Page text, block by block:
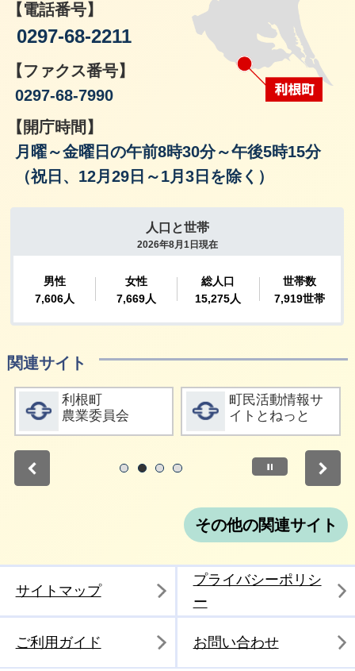
【電話番号】
0297-68-2211
【ファクス番号】
0297-68-7990
【開庁時間】
月曜～金曜日の午前8時30分～午後5時15分
（祝日、12月29日～1月3日を除く）
関連サイト
詳細をみる
利根町
農業委員会
詳細をみる
町民活動情報サ
イトとねっと
停止
その他の関連サイト
サイトマップ
プライバシーポリシ
ー
ご利用ガイド お問い合わせ